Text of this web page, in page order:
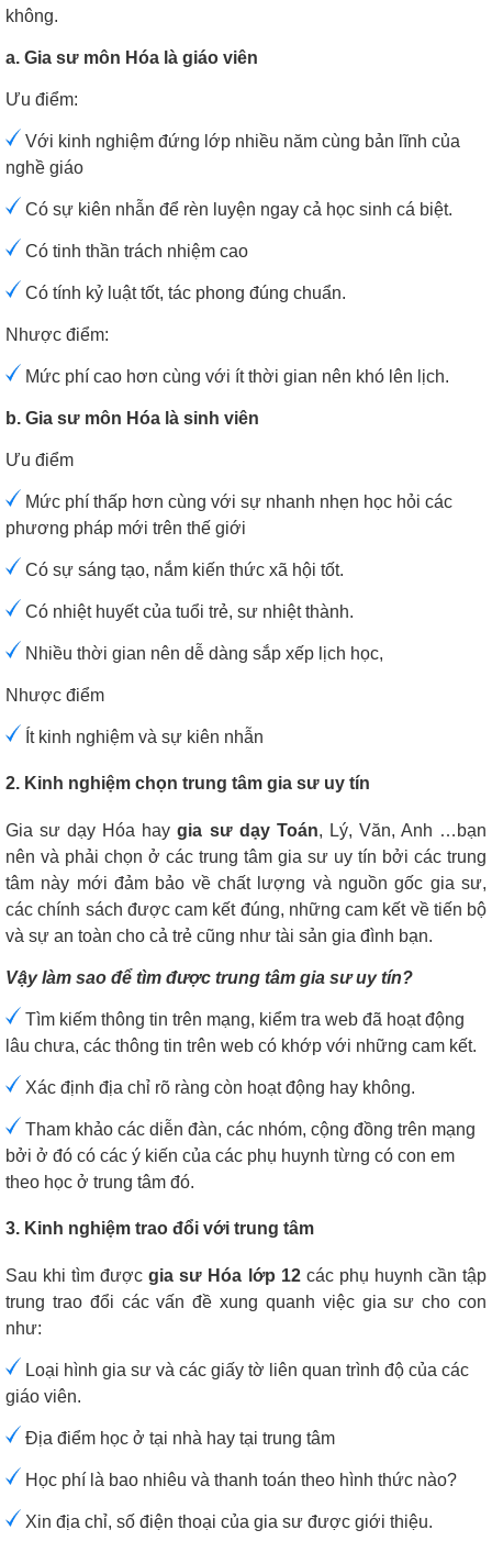
không.
a. Gia sư môn Hóa là giáo viên
Ưu điểm:
Với kinh nghiệm đứng lớp nhiều năm cùng bản lĩnh của
nghề giáo
Có sự kiên nhẫn để rèn luyện ngay cả học sinh cá biệt.
Có tinh thần trách nhiệm cao
Có tính kỷ luật tốt, tác phong đúng chuẩn.
Nhược điểm:
Mức phí cao hơn cùng với ít thời gian nên khó lên lịch.
b. Gia sư môn Hóa là sinh viên
Ưu điểm
Mức phí thấp hơn cùng với sự nhanh nhẹn học hỏi các
phương pháp mới trên thế giới
Có sự sáng tạo, nắm kiến thức xã hội tốt.
Có nhiệt huyết của tuổi trẻ, sư nhiệt thành.
Nhiều thời gian nên dễ dàng sắp xếp lịch học,
Nhược điểm
Ít kinh nghiệm và sự kiên nhẫn
2. Kinh nghiệm chọn trung tâm gia sư uy tín
Gia sư dạy Hóa hay gia sư dạy Toán, Lý, Văn, Anh …bạn
nên và phải chọn ở các trung tâm gia sư uy tín bởi các trung
tâm này mới đảm bảo về chất lượng và nguồn gốc gia sư,
các chính sách được cam kết đúng, những cam kết về tiến bộ
và sự an toàn cho cả trẻ cũng như tài sản gia đình bạn.
Vậy làm sao để tìm được trung tâm gia sư uy tín?
Tìm kiếm thông tin trên mạng, kiểm tra web đã hoạt động
lâu chưa, các thông tin trên web có khớp với những cam kết.
Xác định địa chỉ rõ ràng còn hoạt động hay không.
Tham khảo các diễn đàn, các nhóm, cộng đồng trên mạng
bởi ở đó có các ý kiến của các phụ huynh từng có con em
theo học ở trung tâm đó.
3. Kinh nghiệm trao đổi với trung tâm
Sau khi tìm đượcgia sư Hóa lớp 12các phụ huynh cần tập
trung trao đổi các vấn đề xung quanh việc gia sư cho con
như:
Loại hình gia sư và các giấy tờ liên quan trình độ của các
giáo viên.
Địa điểm học ở tại nhà hay tại trung tâm
Học phí là bao nhiêu và thanh toán theo hình thức nào?
Xin địa chỉ, số điện thoại của gia sư được giới thiệu.